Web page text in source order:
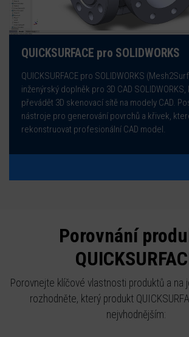
QUICKSURFACE pro SOLIDWORKS
QUICKSURFACE pro SOLIDWORKS
inženýrský doplněk pro 3D CAD
převádět 3D skenovací sítě na modely CAD.
nástroje pro generování povrchů a křivek,
rekonstruovat profesionální CAD model.
Porovnání
Porovnejte klíčové vlastnosti produktů a na
rozhodněte, který produkt
nejvhodnějším: